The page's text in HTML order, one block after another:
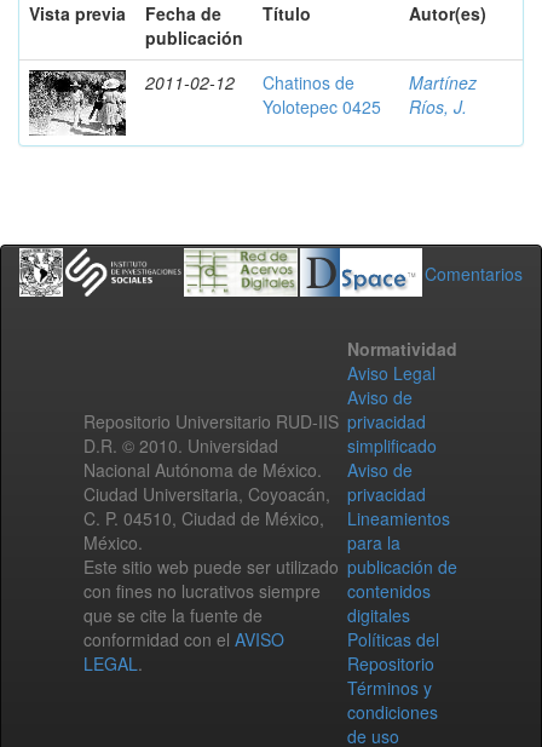
Vista previa
Fecha de
publicación
Título Autor(es)
2011-02-12
Chatinos de
Yolotepec 0425
Martínez
Ríos, J.
Comentarios
Repositorio Universitario RUD-IIS
D.R. © 2010. Universidad
Nacional Autónoma de México.
Ciudad Universitaria, Coyoacán,
C. P. 04510, Ciudad de México,
México.
Este sitio web puede ser utilizado
con fines no lucrativos siempre
que se cite la fuente de
conformidad con el AVISO
LEGAL.
Normatividad
Aviso Legal
Aviso de
privacidad
simplificado
Aviso de
privacidad
Lineamientos
para la
publicación de
contenidos
digitales
Políticas del
Repositorio
Términos y
condiciones
de uso